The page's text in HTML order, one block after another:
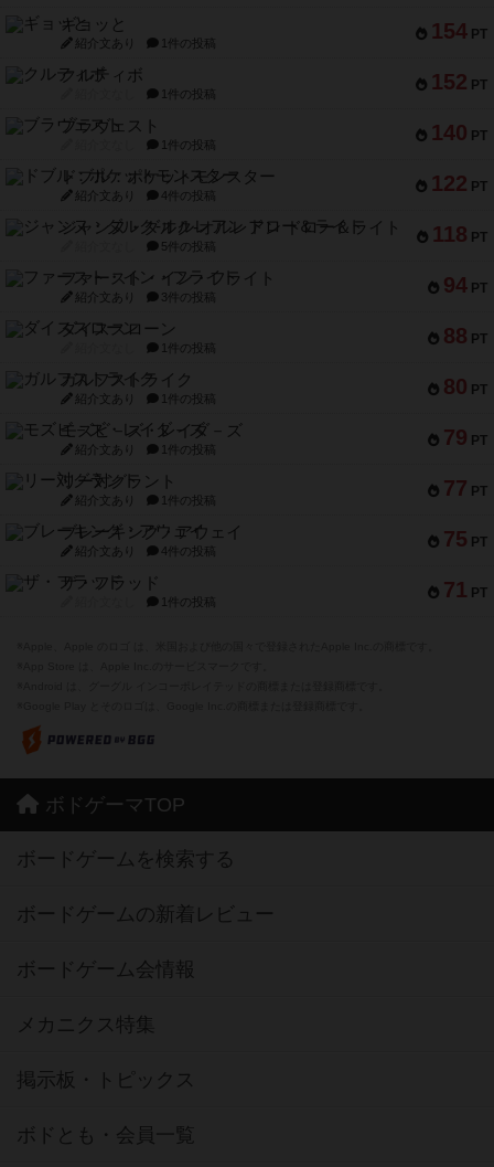
154 PT
ギョッと
紹介文あり 1件の投稿
152 PT
クルティボ
1件の投稿
140 PT
ブラヴェスト
1件の投稿
122 PT
ドブル：ポケットモンスター
紹介文あり 4件の投稿
118 PT
ジャンヌ・ダルク-オルレアン ドロー＆ライト
5件の投稿
94 PT
ファースト・イン・フライト
紹介文あり 3件の投稿
88 PT
ダイススローン
1件の投稿
80 PT
ガルフストライク
紹介文あり 1件の投稿
79 PT
モズビ－ズ・レイダ－ズ
紹介文あり 1件の投稿
77 PT
リー対グラント
紹介文あり 1件の投稿
75 PT
ブレーキング・アウェイ
紹介文あり 4件の投稿
71 PT
ザ・フラッド
1件の投稿
ボドゲーマTOP
ボードゲームを検索する
ボードゲームの新着レビュー
ボードゲーム会情報
メカニクス特集
掲示板・トピックス
ボドとも・会員一覧